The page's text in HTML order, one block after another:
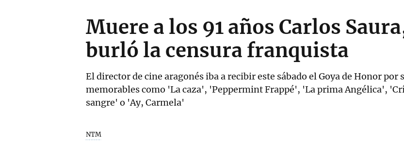
Muere a los 91 años Carlos
burló la censura franquista
El director de cine aragonés iba a recibir este sábado el Goya de Honor
memorables como 'La caza', 'Peppermint Frappé', 'La prima Angélica',
sangre' o 'Ay, Carmela'
NTM